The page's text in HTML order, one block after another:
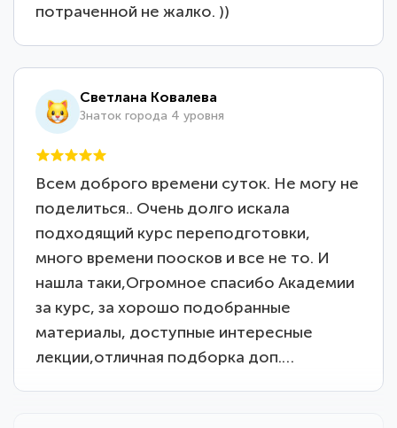
потраченной не жалко. ))
Светлана Ковалева
Знаток города 4 уровня
Всем доброго времени суток. Не могу не
поделиться.. Очень долго искала
подходящий курс переподготовки,
много времени поосков и все не то. И
нашла таки,Огромное спасибо Академии
за курс, за хорошо подобранные
материалы, доступные интересные
лекции,отличная подборка доп.…